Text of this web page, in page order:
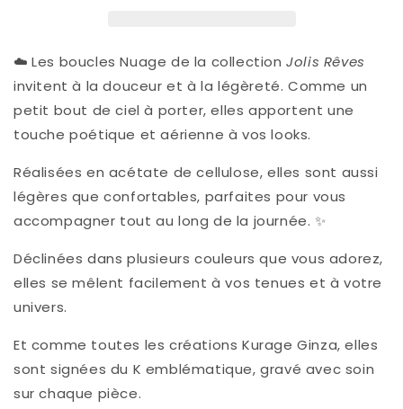
☁️ Les boucles Nuage de la collectionJolis Rêves
invitent à la douceur et à la légèreté. Comme un
petit bout de ciel à porter, elles apportent une
touche poétique et aérienne à vos looks.
Réalisées en acétate de cellulose, elles sont aussi
légères que confortables, parfaites pour vous
accompagner tout au long de la journée. ✨
Déclinées dans plusieurs couleurs que vous adorez,
elles se mêlent facilement à vos tenues et à votre
univers.
Et comme toutes les créations Kurage Ginza, elles
sont signées du K emblématique, gravé avec soin
sur chaque pièce.